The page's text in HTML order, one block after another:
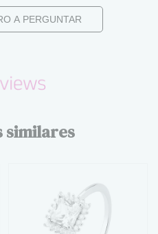
A PERGUNTAR
similares